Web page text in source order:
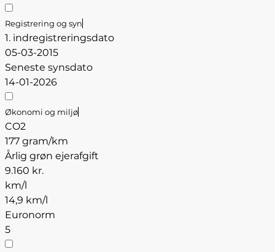
Registrering og syn
1. indregistreringsdato
05-03-2015
Seneste synsdato
14-01-2026
Økonomi og miljø
CO2
177 gram/km
Årlig grøn ejerafgift
9.160 kr.
km/l
14,9 km/l
Euronorm
5